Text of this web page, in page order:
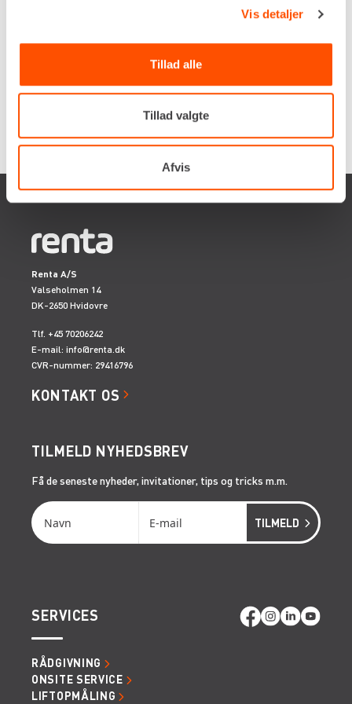
Vis detaljer
Tillad alle
Tillad valgte
Afvis
og gasmodellerne giver rå styrke og høj kapacitet
Renta A/S
Valseholmen 14
DK-2650 Hvidovre
Tlf. +45 70206242
E-mail: info@renta.dk
CVR-nummer: 29416796
KONTAKT OS
TILMELD NYHEDSBREV
Få de seneste nyheder, invitationer, tips og tricks m.m.
SERVICES
RÅDGIVNING
ONSITE SERVICE
LIFTOPMÅLING